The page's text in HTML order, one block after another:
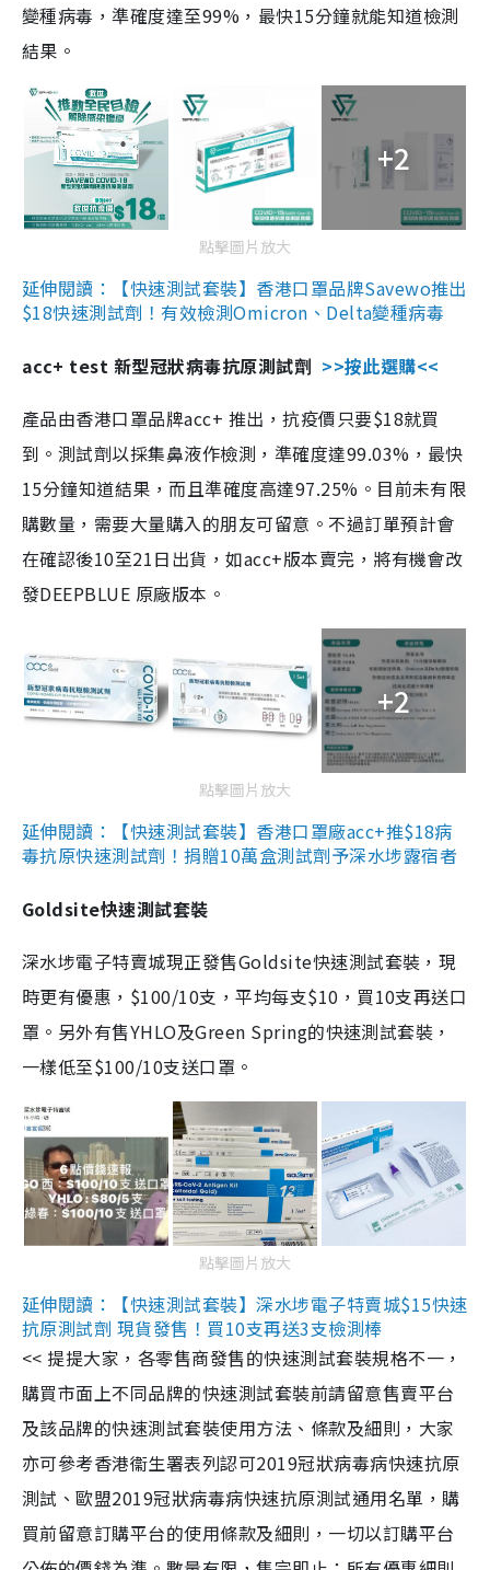
變種病毒，準確度達至99%，最快15分鐘就能知道檢測
結果。
+2
點擊圖片放大
延伸閱讀：【快速測試套裝】香港口罩品牌Savewo推出
$18快速測試劑！有效檢測Omicron、Delta變種病毒
acc+ test 新型冠狀病毒抗原測試劑 >>按此選購<<
產品由香港口罩品牌acc+ 推出，抗疫價只要$18就買
到。測試劑以採集鼻液作檢測，準確度達99.03%，最快
15分鐘知道結果，而且準確度高達97.25%。目前未有限
購數量，需要大量購入的朋友可留意。不過訂單預計會
在確認後10至21日出貨，如acc+版本賣完，將有機會改
發DEEPBLUE 原廠版本。
+2
點擊圖片放大
延伸閱讀：【快速測試套裝】香港口罩廠acc+推$18病
毒抗原快速測試劑！捐贈10萬盒測試劑予深水埗露宿者
Goldsite快速測試套裝
深水埗電子特賣城現正發售Goldsite快速測試套裝，現
時更有優惠，$100/10支，平均每支$10，買10支再送口
罩。另外有售YHLO及Green Spring的快速測試套裝，
一樣低至$100/10支送口罩。
點擊圖片放大
延伸閱讀：【快速測試套裝】深水埗電子特賣城$15快速
抗原測試劑 現貨發售！買10支再送3支檢測棒
<< 提提大家，各零售商發售的快速測試套裝規格不一，
購買市面上不同品牌的快速測試套裝前請留意售賣平台
及該品牌的快速測試套裝使用方法、條款及細則，大家
亦可參考香港衞生署表列認可2019冠狀病毒病快速抗原
測試、歐盟2019冠狀病毒病快速抗原測試通用名單，購
買前留意訂購平台的使用條款及細則，一切以訂購平台